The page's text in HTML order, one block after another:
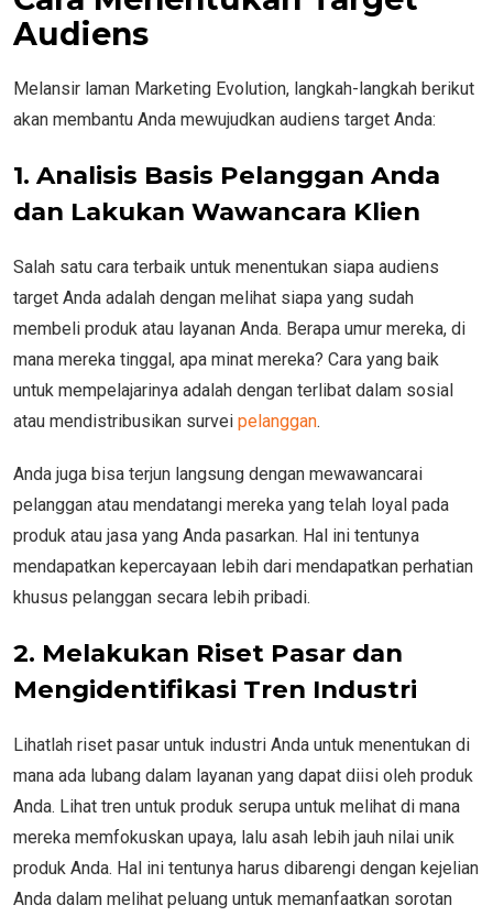
Audiens
Melansir laman Marketing Evolution, langkah-langkah berikut
akan membantu Anda mewujudkan audiens target Anda:
1. Analisis Basis Pelanggan Anda
dan Lakukan Wawancara Klien
Salah satu cara terbaik untuk menentukan siapa audiens
target Anda adalah dengan melihat siapa yang sudah
membeli produk atau layanan Anda. Berapa umur mereka, di
mana mereka tinggal, apa minat mereka? Cara yang baik
untuk mempelajarinya adalah dengan terlibat dalam sosial
atau mendistribusikan survei pelanggan.
Anda juga bisa terjun langsung dengan mewawancarai
pelanggan atau mendatangi mereka yang telah loyal pada
produk atau jasa yang Anda pasarkan. Hal ini tentunya
mendapatkan kepercayaan lebih dari mendapatkan perhatian
khusus pelanggan secara lebih pribadi.
2. Melakukan Riset Pasar dan
Mengidentifikasi Tren Industri
Lihatlah riset pasar untuk industri Anda untuk menentukan di
mana ada lubang dalam layanan yang dapat diisi oleh produk
Anda. Lihat tren untuk produk serupa untuk melihat di mana
mereka memfokuskan upaya, lalu asah lebih jauh nilai unik
produk Anda. Hal ini tentunya harus dibarengi dengan kejelian
Anda dalam melihat peluang untuk memanfaatkan sorotan